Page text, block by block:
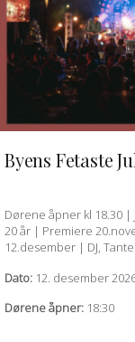
QUICK VIEW
Byens Fetaste
Dørene åpner kl 18.30 |
20 år | Premiere
12.desember | DJ,
Dato: 12. desember
Dørene åpner: 18:30